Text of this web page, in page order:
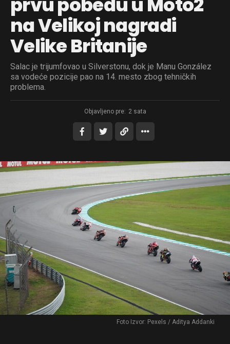
na Velikoj nagradi
Velike Britanije
Salac je trijumfovao u Silverstonu, dok je Manu González
sa vodeće pozicije pao na 14. mesto zbog tehničkih
problema.
Objavljeno pre: 2 sata
Foto Izvor: Pexels / Aditya Addanki